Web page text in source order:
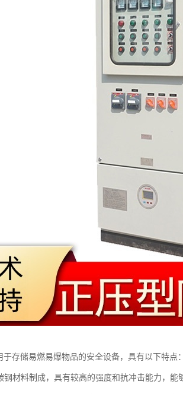
存储易燃易爆物品的安全设备，具有以下特点：
钢材料制成，具有较高的强度和抗冲击能力，能